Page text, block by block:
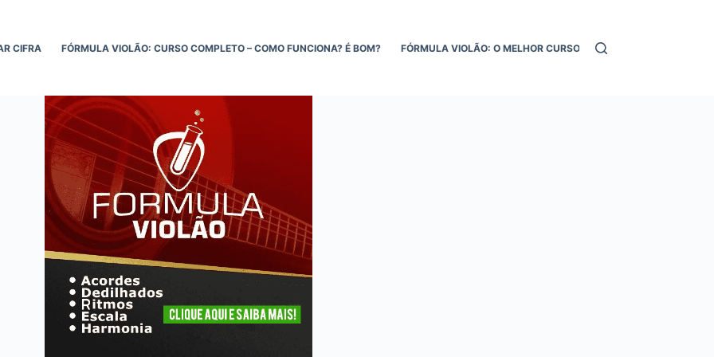
CIFRA FÓRMULA VIOLÃO: CURSO COMPLETO – COMO FUNCIONA? É BOM? FÓRMULA VIOLÃO: O MELHOR CURSO DE VIOLÃO ONLINE!